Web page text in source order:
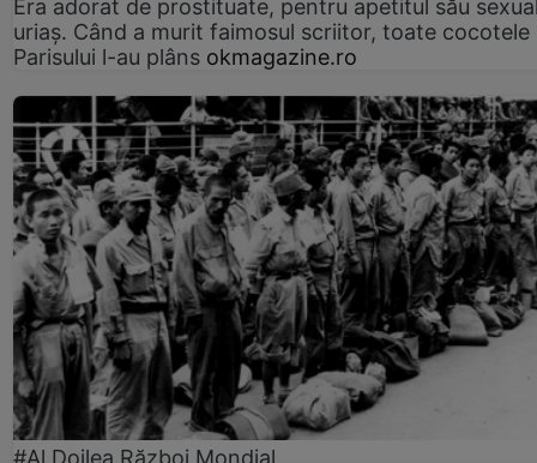
Era adorat de prostituate, pentru apetitul său
uriaș. Când a murit faimosul scriitor, toate cocotele
Parisului l-au plâns okmagazine.ro
#Al Doilea Război Mondial